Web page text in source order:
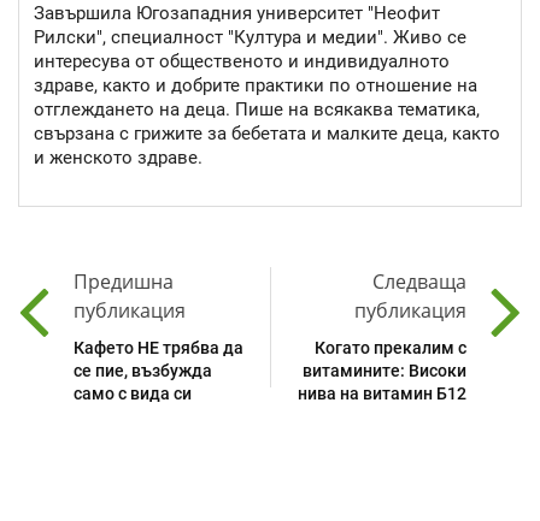
Завършила Югозападния университет "Неофит
Рилски", специалност "Култура и медии". Живо се
интересува от общественото и индивидуалното
здраве, както и добрите практики по отношение на
отглеждането на деца. Пише на всякаква тематика,
свързана с грижите за бебетата и малките деца, както
и женското здраве.
Предишна
публикация
Кафето НЕ трябва да
се пие, възбужда
само с вида си
Следваща
публикация
Когато прекалим с
витамините: Високи
нива на витамин Б12